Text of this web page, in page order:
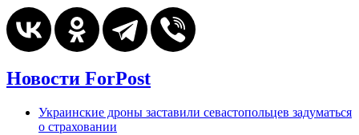
Новости ForPost
Украинские дроны заставили севастопольцев задуматься
о страховании